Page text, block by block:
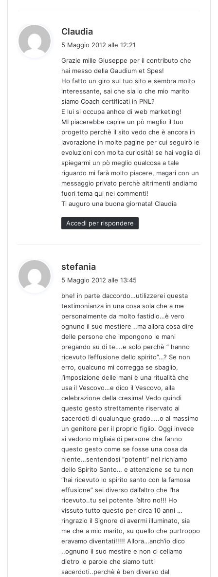
Claudia
e
t
t
5 Maggio 2012 alle 12:21
Grazie mille Giuseppe per il contributo che
hai messo della Gaudium et Spes!
Ho fatto un giro sul tuo sito e sembra molto
interessante, sai che sia io che mio marito
siamo Coach certificati in PNL?
E lui si occupa anhce di web marketing!
MI piacerebbe capire un pò meglio il tuo
progetto perchè il sito vedo che è ancora in
lavorazione in molte pagine per cui seguirò le
evoluzioni con molta curiosità! se hai voglia di
spiegarmi un pò meglio qualcosa a tale
riguardo mi farà molto piacere, magari con un
messaggio privato perchè altrimenti andiamo
fuori tema qui nei commenti!
Ti auguro una buona giornata! Claudia
Accedi per rispondere
stefania
e
t
t
5 Maggio 2012 alle 13:45
bhe! in parte daccordo…utilizzerei questa
testimonianza in una cosa sola che a me
personalmente da molto fastidio…è vero
ognuno il suo mestiere ..ma allora cosa dire
delle persone che impongono le mani
pregando su di te….e solo perchè ” hanno
ricevuto l’effusione dello spirito”…? Se non
erro, qualcuno mi corregga se sbaglio,
l’imposizione delle mani è una ritualità che
usa il Vescovo…e dico il Vescovo, alla
celebrazione della cresima! Vedo quindi
questo gesto strettamente riservato ai
sacerdoti di qualunque grado…..o al massimo
un genitore per il proprio figlio. Oggi invece
si vedono migliaia di persone che fanno
questo gesto come se fosse una cosa da
niente…sentendosi “potenti” nel richiamo
dello Spirito Santo… e attenzione se tu non
“hai ricevuto lo spirito santo con la famosa
effusione” sei diverso dall’altro che l’ha
ricevuto..tu sei potente l’altro no!!! Ho
vissuto tutto questo per circa 10 anni …
ringrazio il Signore di avermi illuminato, sia
me che a mio marito, su quello che purtroppo
eravamo diventati!!!!! Allora…anch’io dico
..ognuno il suo mestire e non ci celiamo
dietro le parole che siamo tutti
sacerdoti..perchè è ben diverso dal